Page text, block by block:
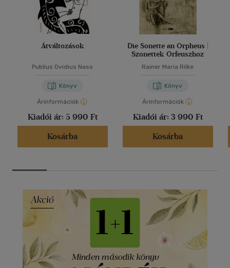
Átváltozások
Publius Ovidius Naso
Könyv
Árinformációk
Kiadói ár: 5 990 Ft
Kosárba
Die Sonette an Orpheus |
Szonettek Orfeuszhoz
Rainer Maria Rilke
Könyv
Árinformációk
Kiadói ár: 3 990 Ft
Kosárba